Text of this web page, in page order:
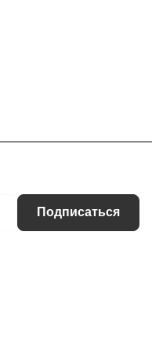
Подписаться